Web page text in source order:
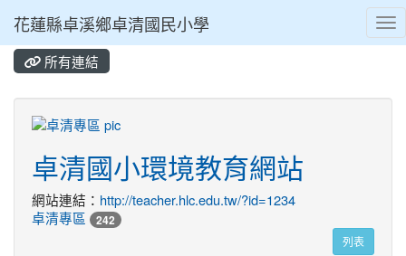
花蓮縣卓溪鄉卓清國民小學
所有連結
卓清國小環境教育網站
網站連結： http://teacher.hlc.edu.tw/?id=1234
卓清專區
242
列表